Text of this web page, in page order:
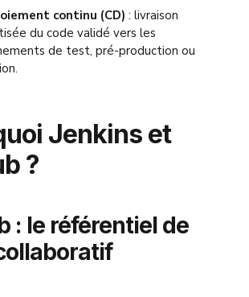
continu (CD) : livraison
du code validé vers les
de test, pré-production ou
Jenkins et
?
: le référentiel de